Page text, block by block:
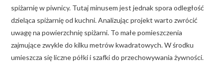
spiżarnię w piwnicy. Tutaj minusem jest jednak spora odległość
dzieląca spiżarnię od kuchni. Analizując projekt warto zwrócić
uwagę na powierzchnię spiżarni. To małe pomieszczenia
zajmujące zwykle do kilku metrów kwadratowych. W środku
umieszcza się liczne półki i szafki do przechowywania żywności.